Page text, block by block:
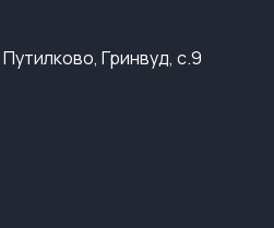
Гринвуд, с.9